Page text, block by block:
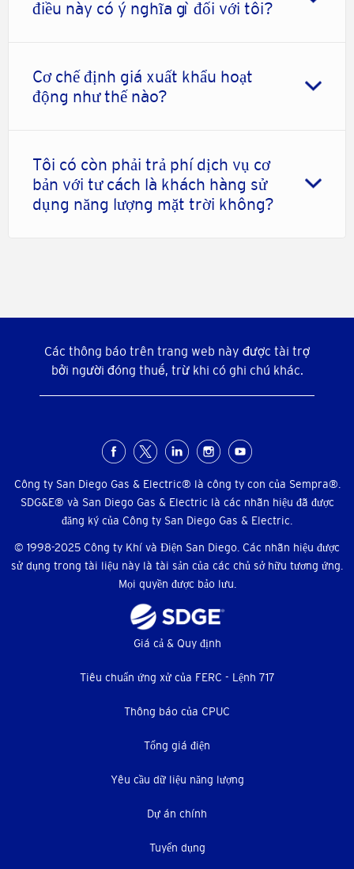
điều này có ý nghĩa gì đối với tôi?
Cơ chế định giá xuất khẩu hoạt
động như thế nào?
Tôi có còn phải trả phí dịch vụ cơ
bản với tư cách là khách hàng sử
dụng năng lượng mặt trời không?
Các thông báo trên trang web này được tài trợ
bởi người đóng thuế, trừ khi có ghi chú khác.
xã
Công ty San Diego Gas & Electric® là công ty con của Sempra®.
SDG&E® và San Diego Gas & Electric là các nhãn hiệu đã được
đăng ký của Công ty San Diego Gas & Electric.
© 1998-2025 Công ty Khí và Điện San Diego. Các nhãn hiệu được
sử dụng trong tài liệu này là tài sản của các chủ sở hữu tương ứng.
Mọi quyền được bảo lưu.
Giá cả & Quy định
Tiêu chuẩn ứng xử của FERC - Lệnh 717
Thông báo của CPUC
Tổng giá điện
Yêu cầu dữ liệu năng lượng
Dự án chính
Tuyển dụng